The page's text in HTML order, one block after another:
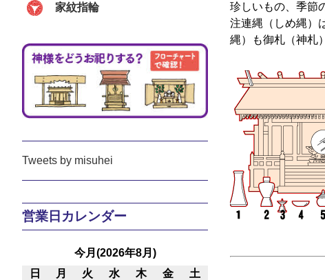
家紋指輪
Tweets by misuhei
営業日カレンダー
今月(2026年8月)
日
月 火 水 木 金
土
珍しいもの、季節
注連縄（しめ縄）
縄）も御札（神札